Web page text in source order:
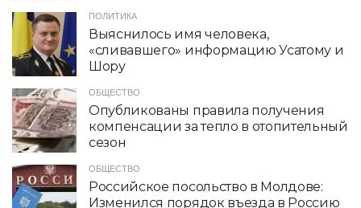
ПОЛИТИКА
Выяснилось имя человека,
«сливавшего» информацию Усатому и
Шору
ОБЩЕСТВО
Опубликованы правила получения
компенсации за тепло в отопительный
сезон
ОБЩЕСТВО
Российское посольство в Молдове:
Изменился порядок въезда в Россию